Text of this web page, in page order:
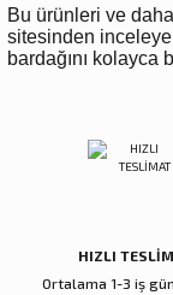
Bu ürünleri ve
sitesinden
bardağını kolayca
HIZLI
Ortalama 1-3 iş